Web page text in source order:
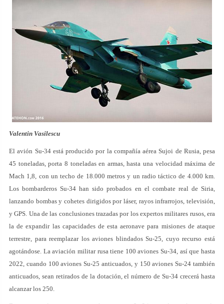
Valentin Vasilescu
El avión Su-34 está producido por la compañía aérea Sujoi de Rusia, pesa
45 toneladas, porta 8 toneladas en armas, hasta una velocidad máxima de
Mach 1,8, con un techo de 18.000 metros y un radio táctico de 4.000 km.
Los bombarderos Su-34 han sido probados en el combate real de Siria,
lanzando bombas y cohetes dirigidos por láser, rayos infrarrojos, televisión,
y GPS. Una de las conclusiones trazadas por los expertos militares rusos, era
la de expandir las capacidades de esta aeronave para misiones de ataque
terrestre, para reemplazar los aviones blindados Su-25, cuyo recurso está
agotándose. La aviación militar rusa tiene 100 aviones Su-34, así que hasta
2022, cuando 100 aviones Su-25 anticuados, y 150 aviones Su-24 también
anticuados, sean retirados de la dotación, el número de Su-34 crecerá hasta
alcanzar los 250.